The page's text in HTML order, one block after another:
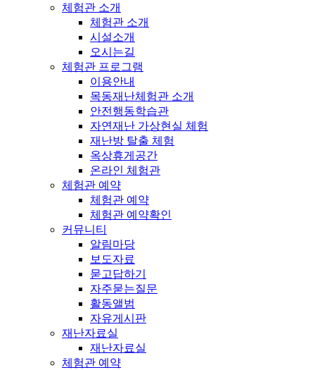
체험관 소개
체험관 소개
시설소개
오시는길
체험관 프로그램
이용안내
목동재난체험관 소개
안전행동학습관
자연재난 가상현실 체험
재난방 탈출 체험
옥상휴게공간
온라인 체험관
체험관 예약
체험관 예약
체험관 예약확인
커뮤니티
알림마당
보도자료
묻고답하기
자주묻는질문
활동앨범
자유게시판
재난자료실
재난자료실
체험관 예약